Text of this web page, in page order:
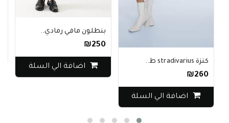
كنزة stradivarius ط..
₪260
اضافة الي السلة
بنطلون مافي رمادي..
₪250
اضافة الي السلة